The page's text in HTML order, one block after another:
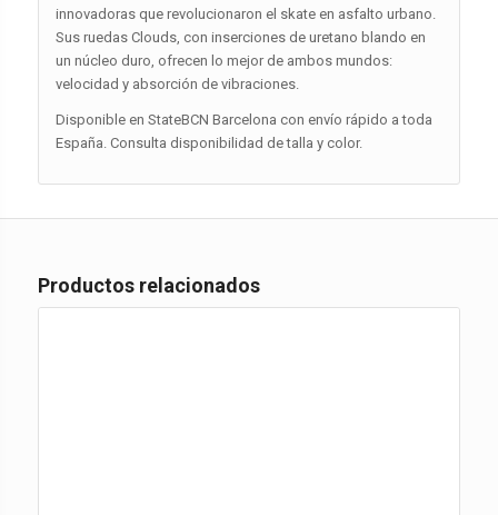
innovadoras que revolucionaron el skate en asfalto urbano.
Sus ruedas Clouds, con inserciones de uretano blando en
un núcleo duro, ofrecen lo mejor de ambos mundos:
velocidad y absorción de vibraciones.
Disponible en StateBCN Barcelona con envío rápido a toda
España. Consulta disponibilidad de talla y color.
Productos relacionados